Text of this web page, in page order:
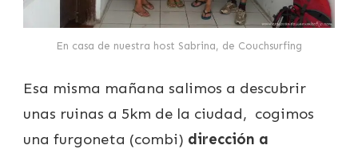
En casa de nuestra host Sabrina, de Couchsurfing
Esa misma mañana salimos a descubrir
unas ruinas a 5km de la ciudad, cogimos
una furgoneta (combi) dirección a